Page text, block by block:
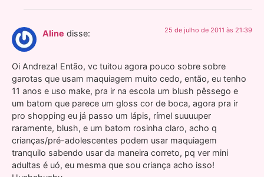
Aline disse: 25 de julho de 2011 às 21:39
Oi Andreza! Então, vc tuitou agora pouco sobre sobre
garotas que usam maquiagem muito cedo, então, eu tenho
11 anos e uso make, pra ir na escola um blush pêssego e
um batom que parece um gloss cor de boca, agora pra ir
pro shopping eu já passo um lápis, rímel suuuuper
raramente, blush, e um batom rosinha claro, acho q
crianças/pré-adolescentes podem usar maquiagem
tranquilo sabendo usar da maneira correto, pq ver mini
adultas é uó, eu mesma que sou criança acho isso!